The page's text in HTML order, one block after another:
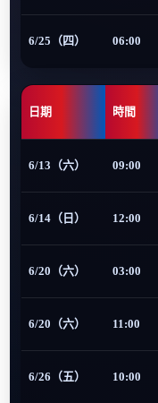
6/25（四） 06:00
日期 時間
6/13（六） 09:00
6/14（日） 12:00
6/20（六） 03:00
6/20（六） 11:00
6/26（五） 10:00